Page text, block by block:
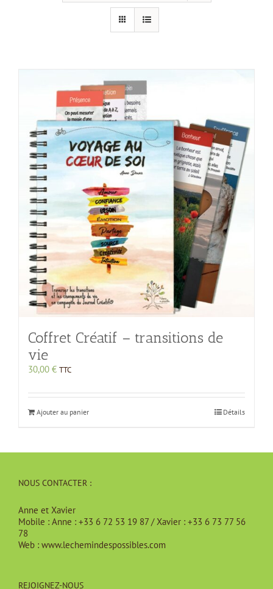
Coffret Créatif – transitions de
vie
30,00 € TTC
Ajouter au panier Détails
NOUS CONTACTER :
Anne et Xavier
Mobile : Anne : +33 6 72 53 19 87 / Xavier : +33 6 73 77 56
78
Web : www.lechemindespossibles.com
REJOIGNEZ-NOUS